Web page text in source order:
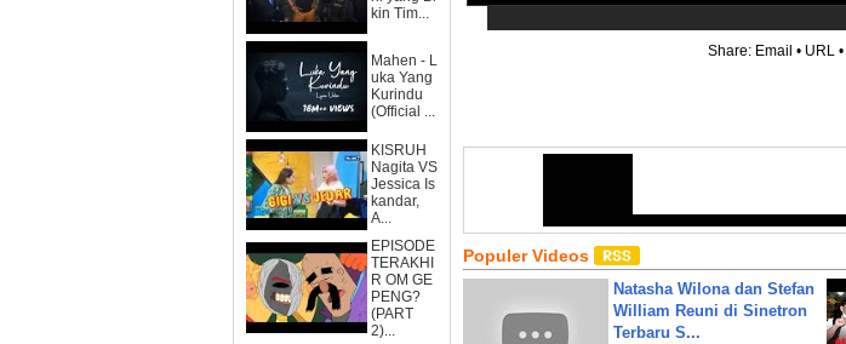
kin Tim...
Mahen - L
uka Yang
Kurindu
(Official ...
KISRUH
Nagita VS
Jessica Is
kandar,
A...
EPISODE
TERAKHI
R OM GE
PENG?
(PART
2)...
Share: Email • URL •
Populer Videos
Natasha Wilona dan Stefan
William Reuni di Sinetron
Terbaru S...